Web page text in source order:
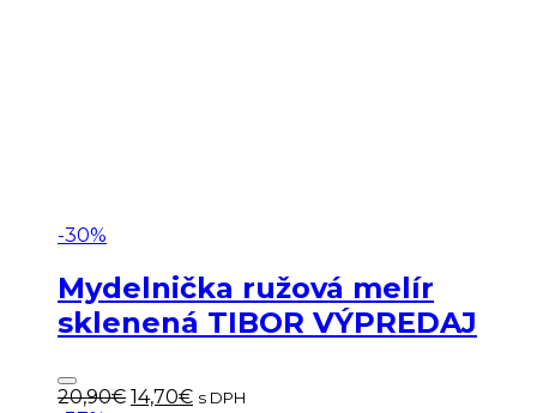
-30%
Mydelnička ružová melír
sklenená TIBOR VÝPREDAJ
20,90€ Pôvodná
14,70€Aktuálna
s DPH